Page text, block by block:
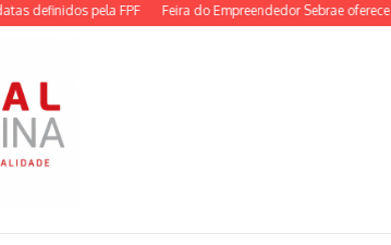
definidos pela FPF Feira do Empreendedor Sebrae oferece